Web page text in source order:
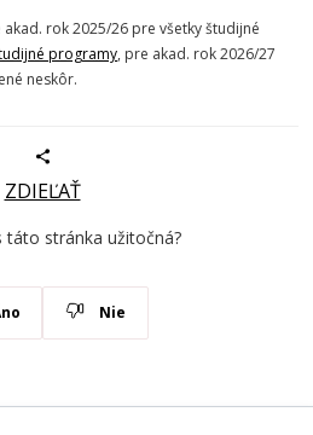
rok 2025/26 pre všetky študijné
programy, pre akad. rok 2026/27
neskôr.
ZDIEĽAŤ
táto stránka užitočná?
Nie